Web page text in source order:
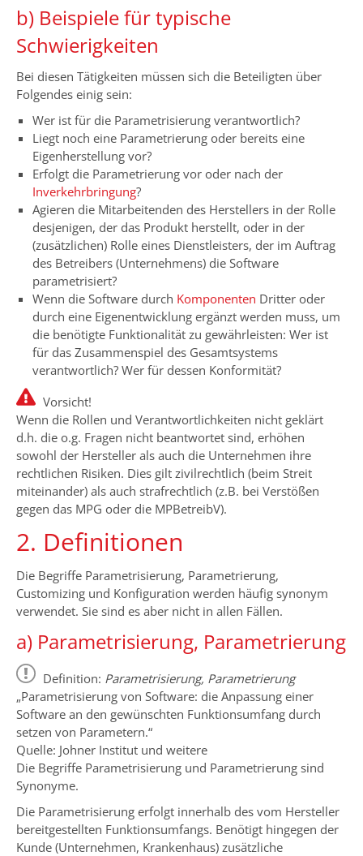
b) Beispiele für typische
Schwierigkeiten
Bei diesen Tätigkeiten müssen sich die Beteiligten über
Folgendes einig sein:
Wer ist für die Parametrisierung verantwortlich?
Liegt noch eine Parametrierung oder bereits eine
Eigenherstellung vor?
Erfolgt die Parametrierung vor oder nach der
Inverkehrbringung?
Agieren die Mitarbeitenden des Herstellers in der Rolle
desjenigen, der das Produkt herstellt, oder in der
(zusätzlichen) Rolle eines Dienstleisters, der im Auftrag
des Betreibers (Unternehmens) die Software
parametrisiert?
Wenn die Software durch Komponenten Dritter oder
durch eine Eigenentwicklung ergänzt werden muss, um
die benötigte Funktionalität zu gewährleisten: Wer ist
für das Zusammenspiel des Gesamtsystems
verantwortlich? Wer für dessen Konformität?
Vorsicht!
Wenn die Rollen und Verantwortlichkeiten nicht geklärt
d.h. die o.g. Fragen nicht beantwortet sind, erhöhen
sowohl der Hersteller als auch die Unternehmen ihre
rechtlichen Risiken. Dies gilt zivilrechtlich (beim Streit
miteinander) als auch strafrechtlich (z.B. bei Verstößen
gegen das MPG oder die MPBetreibV).
2. Definitionen
Die Begriffe Parametrisierung, Parametrierung,
Customizing und Konfiguration werden häufig synonym
verwendet. Sie sind es aber nicht in allen Fällen.
a) Parametrisierung, Parametrierung
Definition: Parametrisierung, Parametrierung
„Parametrisierung von Software: die Anpassung einer
Software an den gewünschten Funktionsumfang durch
setzen von Parametern.“
Quelle: Johner Institut und weitere
Die Begriffe Parametrisierung und Parametrierung sind
Synonyme.
Die Parametrisierung erfolgt innerhalb des vom Hersteller
bereitgestellten Funktionsumfangs. Benötigt hingegen der
Kunde (Unternehmen, Krankenhaus) zusätzliche